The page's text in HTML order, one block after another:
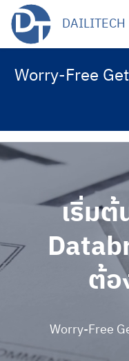
Skip
content
DAILITECH
Worry-Free
เริ่มต้
ต้อ
Worry-Free